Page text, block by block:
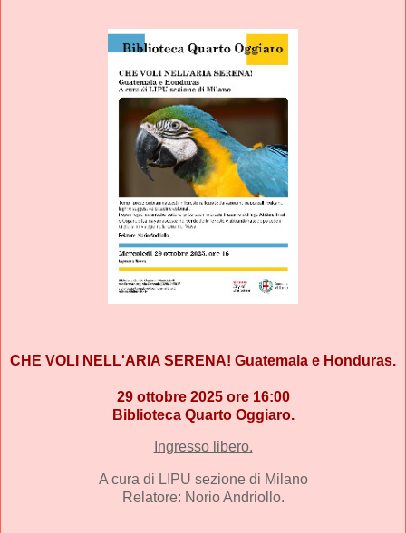
CHE VOLI NELL'ARIA SERENA! Guatemala e Honduras.
29 ottobre 2025 ore 16:00
Biblioteca Quarto Oggiaro.
Ingresso libero.
A cura di LIPU sezione di Milano
Relatore: Norio Andriollo.